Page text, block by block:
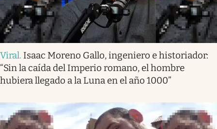
Viral. Isaac Moreno Gallo, ingeniero e historiador:
“Sin la caída del Imperio romano, el hombre
hubiera llegado a la Luna en el año 1000”